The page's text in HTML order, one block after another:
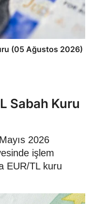
(05 Ağustos 2026)
Sabah Kuru
2026
işlem
EUR/TL kuru